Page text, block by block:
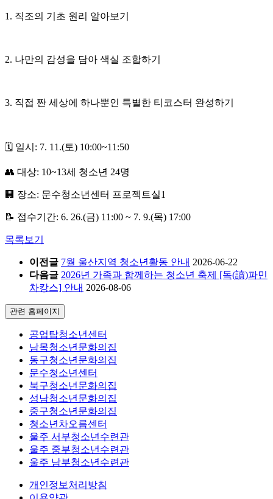
1. 직조의 기초 원리 알아보기
2. 나만의 감성을 담아 색실 조합하기
3. 직접 짠 세상에 하나뿐인 특별한 티코스터 완성하기
🗓 일시: 7. 11.(토) 10:00~11:50
👥 대상: 10~13세 청소년 24명
🏢 장소: 문수청소년센터 프로젝트실1
📝 접수기간: 6. 26.(금) 11:00 ~ 7. 9.(목) 17:00
목록보기
이전글 7월 울산지역 청소년활동 안내 2026-06-22
다음글 2026년 가족과 함께하는 청소년 축제 [독(讀)파민
차캉스] 안내 2026-08-06
관련 홈페이지
공업탑청소년센터
남목청소년문화의집
동구청소년문화의집
문수청소년센터
북구청소년문화의집
성남청소년문화의집
중구청소년문화의집
청소년차오름센터
울주 서부청소년수련관
울주 중부청소년수련관
울주 남부청소년수련관
개인정보처리방침